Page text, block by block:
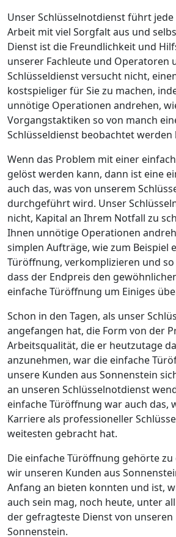
Unser Schlüsselnotdienst führt
Arbeit mit viel Sorgfalt aus und
Dienst ist die Freundlichkeit und
unserer Fachleute und Operatoren
Schlüsseldienst versucht nicht,
kostspieliger für Sie zu machen,
unnötige Operationen andrehen,
Vorgangstaktiken so von manch
Schlüsseldienst beobachtet werden
Wenn das Problem mit einer
gelöst werden kann, dann ist eine
auch das, was von unserem
durchgeführt wird. Unser
nicht, Kapital an Ihrem Notfall zu
Ihnen unnötige Operationen
simplen Aufträge, wie zum Beispiel
Türöffnung, verkomplizieren und
dass der Endpreis den
einfache Türöffnung um Einiges
Schon in den Tagen, als unser
angefangen hat, die Form von der
Arbeitsqualität, die er heutzutage
anzunehmen, war die einfache
unsere Kunden aus Sonnenstein
an unseren Schlüsselnotdienst
einfache Türöffnung war auch das,
Karriere als professioneller
weitesten gebracht hat.
Die einfache Türöffnung gehörte zu
wir unseren Kunden aus
Anfang an bieten konnten und ist,
auch sein mag, noch heute, unter
der gefragteste Dienst von unseren
Sonnenstein.